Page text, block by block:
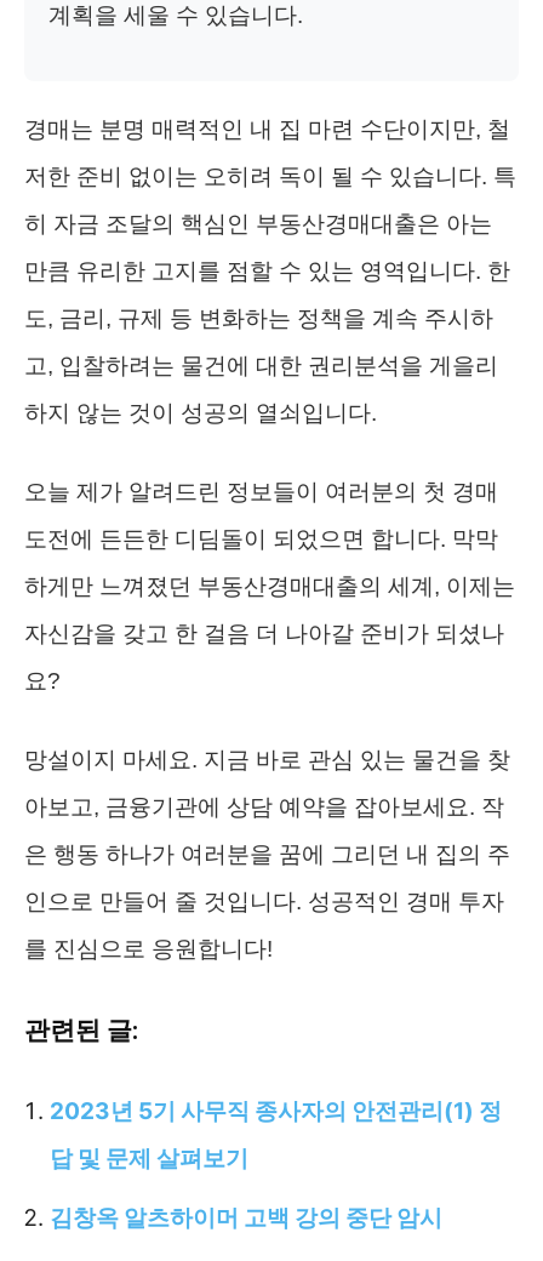
계획을 세울 수 있습니다.
경매는 분명 매력적인 내 집 마련 수단이지만, 철
저한 준비 없이는 오히려 독이 될 수 있습니다. 특
히 자금 조달의 핵심인 부동산경매대출은 아는
만큼 유리한 고지를 점할 수 있는 영역입니다. 한
도, 금리, 규제 등 변화하는 정책을 계속 주시하
고, 입찰하려는 물건에 대한 권리분석을 게을리
하지 않는 것이 성공의 열쇠입니다.
오늘 제가 알려드린 정보들이 여러분의 첫 경매
도전에 든든한 디딤돌이 되었으면 합니다. 막막
하게만 느껴졌던 부동산경매대출의 세계, 이제는
자신감을 갖고 한 걸음 더 나아갈 준비가 되셨나
요?
망설이지 마세요. 지금 바로 관심 있는 물건을 찾
아보고, 금융기관에 상담 예약을 잡아보세요. 작
은 행동 하나가 여러분을 꿈에 그리던 내 집의 주
인으로 만들어 줄 것입니다. 성공적인 경매 투자
를 진심으로 응원합니다!
관련된 글:
2023년 5기 사무직 종사자의 안전관리(1) 정
답 및 문제 살펴보기
김창옥 알츠하이머 고백 강의 중단 암시